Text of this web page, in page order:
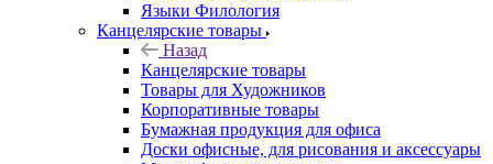
Языки Филология
Канцелярские товары
Назад
Канцелярские товары
Товары для Художников
Корпоративные товары
Бумажная продукция для офиса
Доски офисные, для рисования и аксессуары